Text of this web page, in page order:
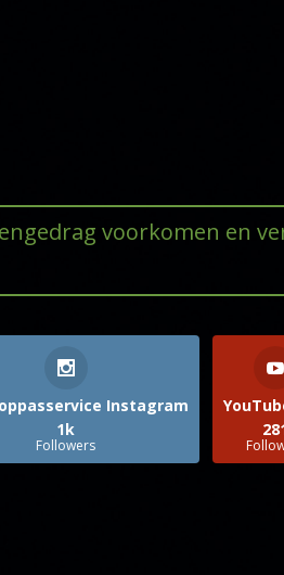
voorkomen en
Instagram
1k
Followers